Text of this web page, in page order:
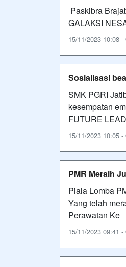
Paskibra
GALAKSI
15/11/2023 10:08
Sosialisasi
SMK PGRI
kesempatan
FUTURE
15/11/2023 10:05
PMR Meraih
Piala Lomba
Yang telah
Perawatan Ke
15/11/2023 09:41